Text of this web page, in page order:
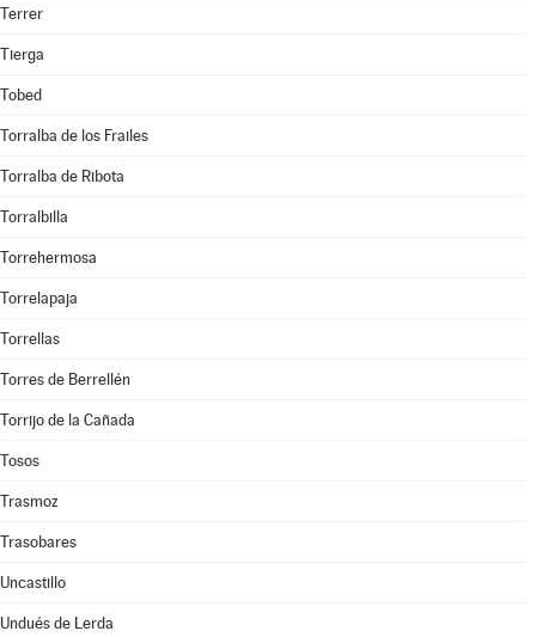
Terrer
Tierga
Tobed
Torralba de los Frailes
Torralba de Ribota
Torralbilla
Torrehermosa
Torrelapaja
Torrellas
Torres de Berrellén
Torrijo de la Cañada
Tosos
Trasmoz
Trasobares
Uncastillo
Undués de Lerda